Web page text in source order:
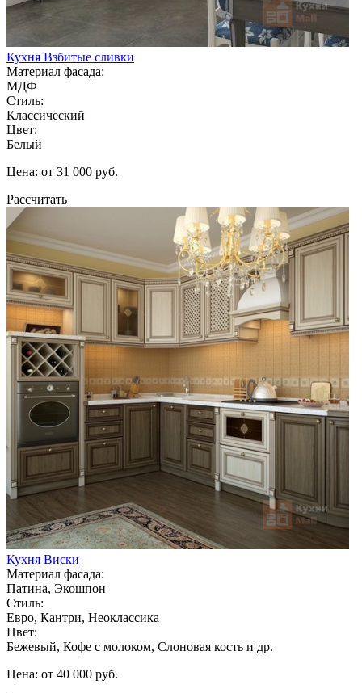
Кухня Взбитые сливки
Материал фасада:
МДФ
Стиль:
Классический
Цвет:
Белый
Цена: от 31 000 руб.
Рассчитать
Кухня Виски
Материал фасада:
Патина, Экошпон
Стиль:
Евро, Кантри, Неоклассика
Цвет:
Бежевый, Кофе с молоком, Слоновая кость и др.
Цена: от 40 000 руб.